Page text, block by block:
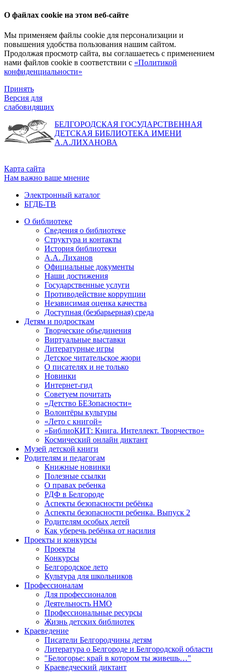
О файлах cookie на этом веб-сайте
Мы применяем файлы cookie для персонализации и
повышения удобства пользования нашим сайтом.
Продолжая просмотр сайта, вы соглашаетесь с применением
нами файлов cookie в соответствии с «Политикой
конфиденциальности»
Принять
Версия для
слабовидящих
БЕЛГОРОДСКАЯ ГОСУДАРСТВЕННАЯ
ДЕТСКАЯ БИБЛИОТЕКА ИМЕНИ
А.А.ЛИХАНОВА
Карта сайта
Нам важно ваше мнение
Электронный каталог
БГДБ-ТВ
О библиотеке
Сведения о библиотеке
Структура и контакты
История библиотеки
А.А. Лиханов
Официальные документы
Наши достижения
Государственные услуги
Противодействие коррупции
Независимая оценка качества
Доступная (безбарьерная) среда
Детям и подросткам
Творческие объединения
Виртуальные выставки
Литературные игры
Детское читательское жюри
О писателях и не только
Новинки
Интернет-гид
Советуем почитать
«Детство БЕЗопасности»
Волонтёры культуры
«Лето с книгой»
«БиблиоКИТ: Книга. Интеллект. Творчество»
Космический онлайн диктант
Музей детской книги
Родителям и педагогам
Книжные новинки
Полезные ссылки
О правах ребенка
РДФ в Белгороде
Аспекты безопасности ребёнка
Аспекты безопасности ребенка. Выпуск 2
Родителям особых детей
Как уберечь ребёнка от насилия
Проекты и конкурсы
Проекты
Конкурсы
Белгородское лето
Культура для школьников
Профессионалам
Для профессионалов
Деятельность НМО
Профессиональные ресурсы
Жизнь детских библиотек
Краеведение
Писатели Белгородчины детям
Литература о Белгороде и Белгородской области
"Белогорье: край в котором ты живешь…"
Краеведческий диктант